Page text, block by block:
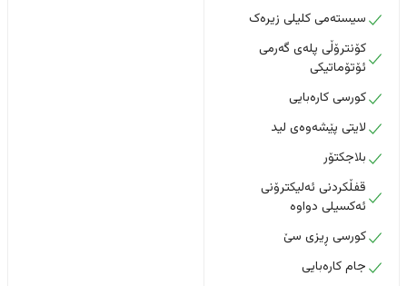
سیستەمی کلیلی زیرەک
کۆنترۆڵی پلەی گەرمی
ئۆتۆماتیکی
کورسی کارەبایی
لایتی پێشەوەی لید
بلاجکتۆر
قفڵکردنی ئەلیکترۆنی
ئەکسیلی دواوە
کورسی ڕیزی سێ
جام کارەبایی